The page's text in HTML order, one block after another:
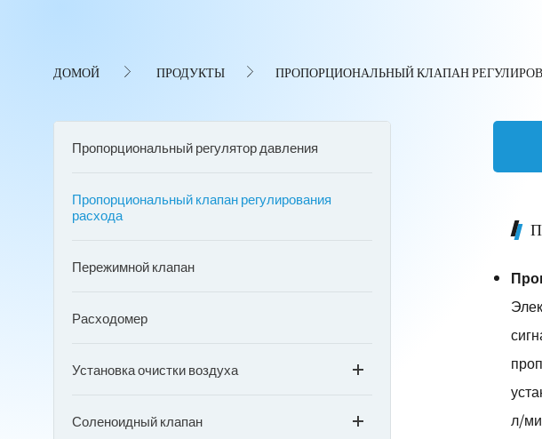
ДОМОЙ ПРОДУКТЫ ПРОПОРЦИОНАЛЬНЫЙ КЛАПАН
Пропорциональный регулятор давления
Пропорциональный клапан регулирования
расхода
Пережимной клапан
Расходомер
Установка очистки воздуха
Соленоидный клапан
л/